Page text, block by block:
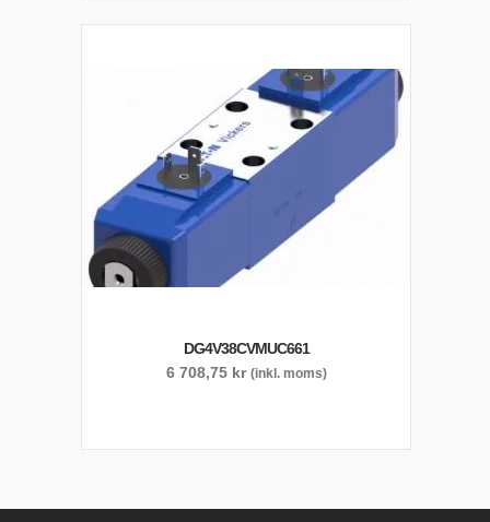
DG4V38CVMUC661
6 708,75 kr (inkl. moms)